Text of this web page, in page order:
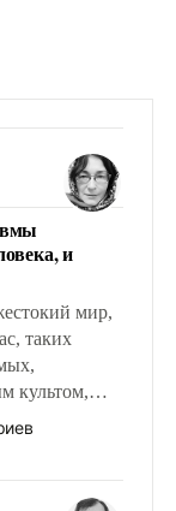
и
мир,
таких
культом,
и
твердым под